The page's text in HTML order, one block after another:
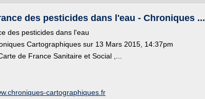
des pesticides dans l'eau - Chroniques ...
des pesticides dans l'eau
Cartographiques sur 13 Mars 2015, 14:37pm
de France Sanitaire et Social ,...
cartographiques.fr